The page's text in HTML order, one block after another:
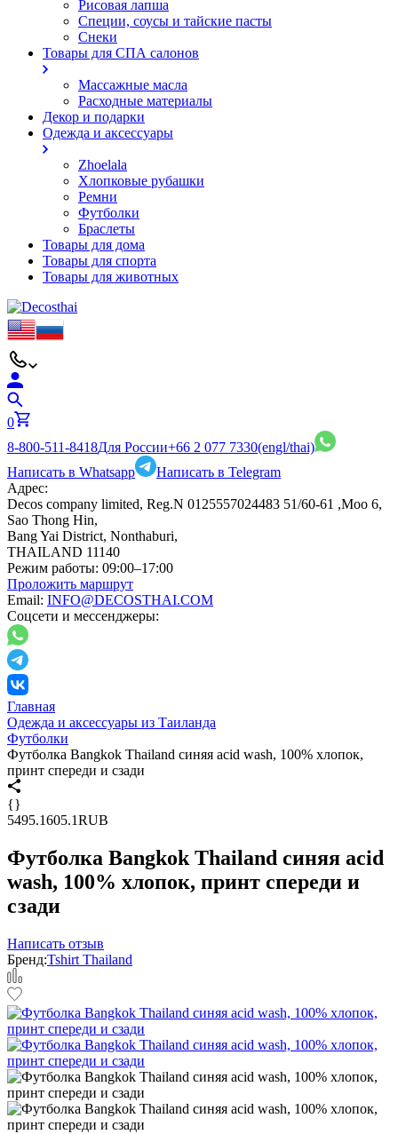
Рисовая лапша
Специи, соусы и тайские пасты
Снеки
Товары для СПА салонов
Массажные масла
Расходные материалы
Декор и подарки
Одежда и аксессуары
Zhoelala
Хлопковые рубашки
Ремни
Футболки
Браслеты
Товары для дома
Товары для спорта
Товары для животных
0
8-800-511-8418Для России+66 2 077 7330(engl/thai)
Написать в Whatsapp
Написать в Telegram
Адрес:
Decos company limited, Reg.N 0125557024483 51/60-61 ,Moo 6,
Sao Thong Hin,
Bang Yai District, Nonthaburi,
THAILAND 11140
Режим работы: 09:00–17:00
Проложить маршрут
Email: INFO@DECOSTHAI.COM
Соцсети и мессенджеры:
Главная
Одежда и аксессуары из Таиланда
Футболки
Футболка Bangkok Thailand синяя acid wash, 100% хлопок,
принт спереди и сзади
{}
5495.1605.1RUB
Футболка Bangkok Thailand синяя acid
wash, 100% хлопок, принт спереди и
сзади
Написать отзыв
Бренд:Tshirt Thailand